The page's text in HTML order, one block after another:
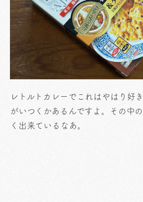
レトルトカレーでこれはやはり好
がいつくかあるんですよ。その中
く出来ているなあ。